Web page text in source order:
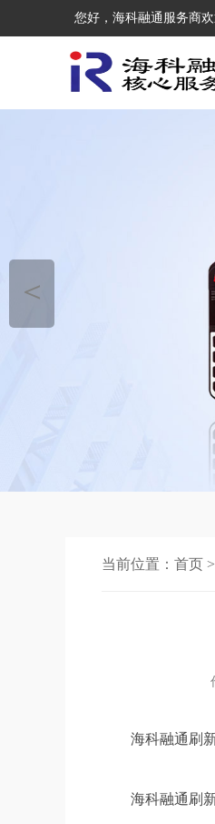
您好，海科融通服务商欢
＜
当前位置： 首页 >
海科融通刷
海科融通刷